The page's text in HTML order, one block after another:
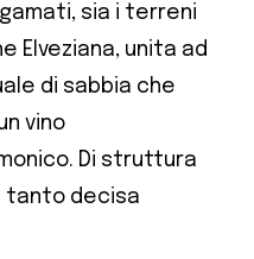
sia i terreni
Elveziana, unita ad
di sabbia che
vino
Di struttura
tanto decisa